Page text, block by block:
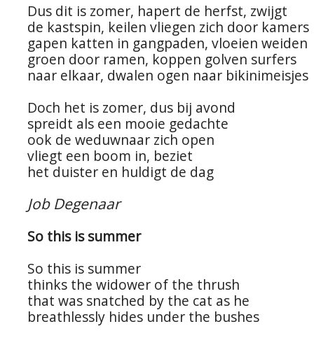
Dus dit is zomer, hapert de herfst, zwijgt
de kastspin, keilen vliegen zich door kamers
gapen katten in gangpaden, vloeien weiden
groen door ramen, koppen golven surfers
naar elkaar, dwalen ogen naar bikinimeisjes
Doch het is zomer, dus bij avond
spreidt als een mooie gedachte
ook de weduwnaar zich open
vliegt een boom in, beziet
het duister en huldigt de dag
Job Degenaar
So this is summer
So this is summer
thinks the widower of the thrush
that was snatched by the cat as he
breathlessly hides under the bushes